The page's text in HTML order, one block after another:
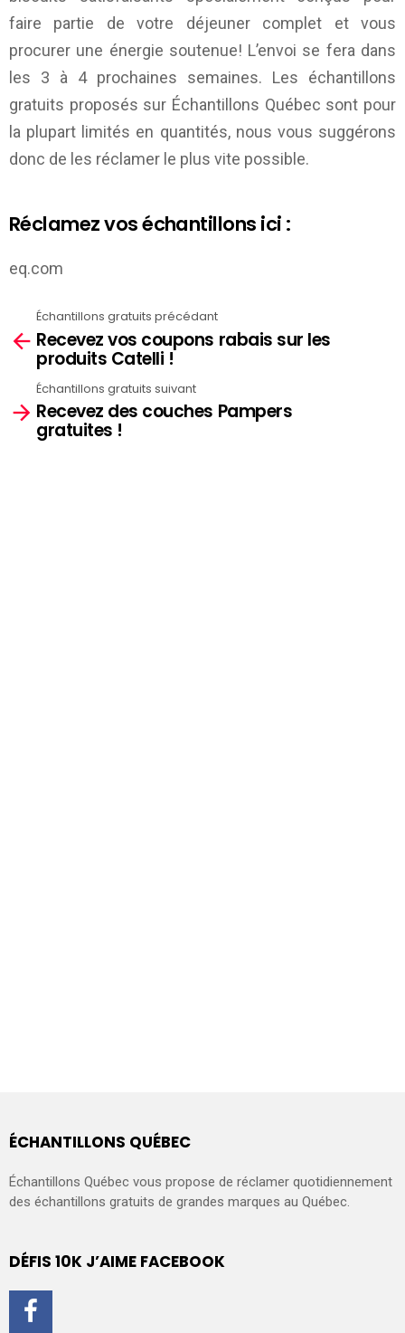
faire partie de votre déjeuner complet et vous
procurer une énergie soutenue! L’envoi se fera dans
les 3 à 4 prochaines semaines. Les échantillons
gratuits proposés sur Échantillons Québec sont pour
la plupart limités en quantités, nous vous suggérons
donc de les réclamer le plus vite possible.
Réclamez vos échantillons ici :
eq.com
more
Échantillons gratuits précédant
Recevez vos coupons rabais sur les
produits Catelli !
Échantillons gratuits suivant
Recevez des couches Pampers
gratuites !
ÉCHANTILLONS QUÉBEC
Échantillons Québec vous propose de réclamer quotidiennement
des échantillons gratuits de grandes marques au Québec.
DÉFIS 10K J’AIME FACEBOOK